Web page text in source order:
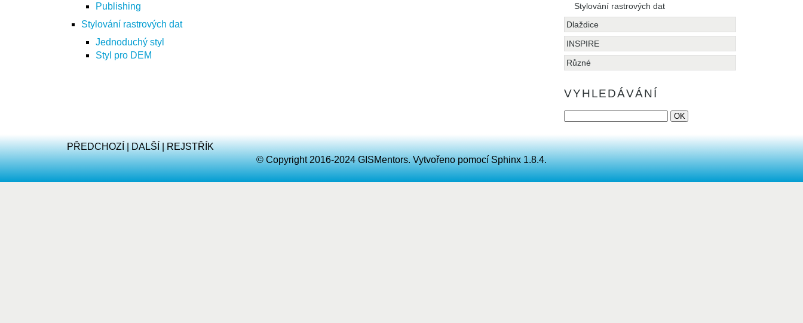
Publishing
Stylování rastrových dat
Jednoduchý styl
Styl pro DEM
Stylování rastrových dat
Dlaždice
INSPIRE
Různé
VYHLEDÁVÁNÍ
PŘEDCHOZÍ|DALŠÍ|REJSTŘÍK
© Copyright 2016-2024 GISMentors. Vytvořeno pomocíSphinx1.8.4.